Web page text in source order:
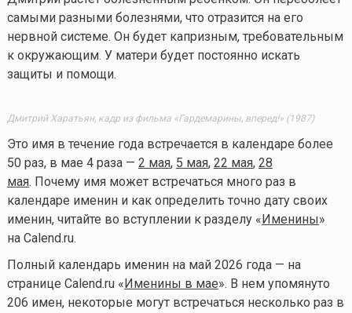
самыми разными болезнями, что отразится на его
нервной системе. Он будет капризным, требовательным
к окружающим. У матери будет постоянно искать
защиты и помощи.
Дмитрий Харатьян, кадр из фильма «Гардемарины, вперед!» (1987)
Это имя в течение года встречается в календаре более
50 раз, в мае 4 раза — 2 мая, 5 мая, 22 мая, 28
мая. Почему имя может встречаться много раз в
календаре именин и как определить точно дату своих
именин, читайте во вступлении к разделу « Именины»
на Calend.ru.
Полный календарь именин на май 2026 года — на
странице Calend.ru « Именины в мае». В нем упомянуто
206 имен, некоторые могут встречаться несколько раз в